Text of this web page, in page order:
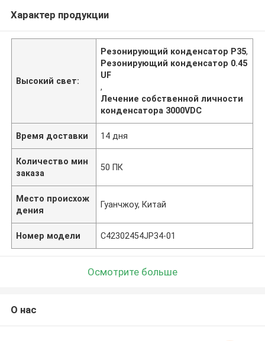
Характер продукции
Высокий свет:
Резонирующий конденсатор P35,
Резонирующий конденсатор 0.45
UF
,
Лечение собственной личности
конденсатора 3000VDC
Время доставки 14 дня
Количество мин
заказа
50 ПК
Место происхож
дения
Гуанчжоу, Китай
Номер модели C42302454JP34-01
Осмотрите больше
О нас